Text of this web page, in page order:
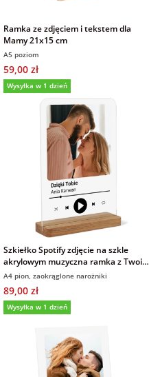
Ramka ze zdjęciem i tekstem dla
Mamy 21x15 cm
A5 poziom
59,00 zł
Wysyłka w 1 dzień
Szkiełko Spotify zdjęcie na szkle
akrylowym muzyczna ramka z Twoim
zdjęciem A4
A4 pion, zaokrąglone narożniki
89,00 zł
Wysyłka w 1 dzień